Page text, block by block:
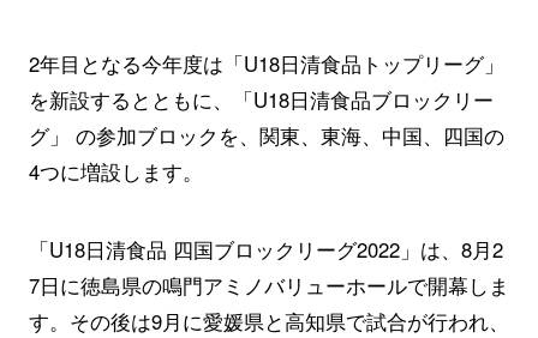
2年目となる今年度は「U18日清食品トップリーグ」
を新設するとともに、「U18日清食品ブロックリー
グ」 の参加ブロックを、関東、東海、中国、四国の
4つに増設します。
「U18日清食品 四国ブロックリーグ2022」は、8月2
7日に徳島県の鳴門アミノバリューホールで開幕しま
す。その後は9月に愛媛県と高知県で試合が行われ、